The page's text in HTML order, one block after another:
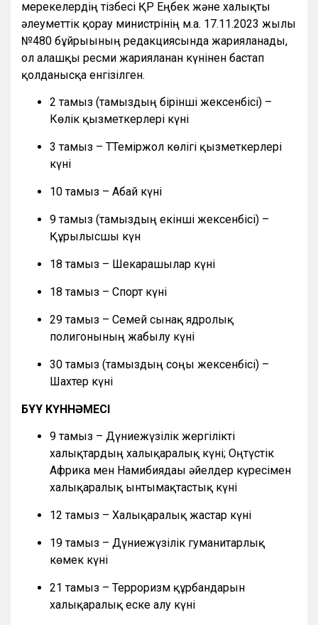
мерекелердің тізбесі ҚР Еңбек және халықты
әлеуметтік қорғау министрінің м.а. 17.11.2023 жылғы
№480 бұйрығының редакциясында жарияланады,
ол алғашқы ресми жарияланған күнінен бастап
қолданысқа енгізілген.
2 тамыз (тамыздың бірінші жексенбісі) –
Көлік қызметкерлері күні
3 тамыз – ТТеміржол көлігі қызметкерлері
күні
10 тамыз – Абай күні
9 тамыз (тамыздың екінші жексенбісі) –
Құрылысшы күн
18 тамыз – Шекарашылар күні
18 тамыз – Спорт күні
29 тамыз – Семей сынақ ядролық
полигонының жабылу күні
30 тамыз (тамыздың соңғы жексенбісі) –
Шахтер күні
БҰҰ КҮННӘМЕСІ
9 тамыз – Дүниежүзілік жергілікті
халықтардың халықаралық күні; Оңтүстік
Африка мен Намибиядағы әйелдер күресімен
халықаралық ынтымақтастық күні
12 тамыз – Халықаралық жастар күні
19 тамыз – Дүниежүзілік гуманитарлық
көмек күні
21 тамыз – Терроризм құрбандарын
халықаралық еске алу күні